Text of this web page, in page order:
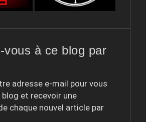
vous à ce blog par
adresse e-mail pour vous
blog et recevoir une
chaque nouvel article par